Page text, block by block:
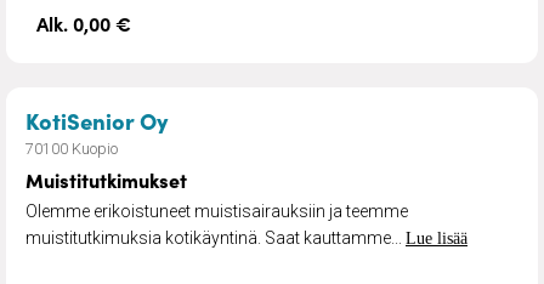
Alk. 0,00 €
KotiSenior Oy– Muistitutkimukset
70100 Kuopio
Muistitutkimukset
Olemme erikoistuneet muistisairauksiin ja teemme
muistitutkimuksia kotikäyntinä. Saat kauttamme... Lue lisää